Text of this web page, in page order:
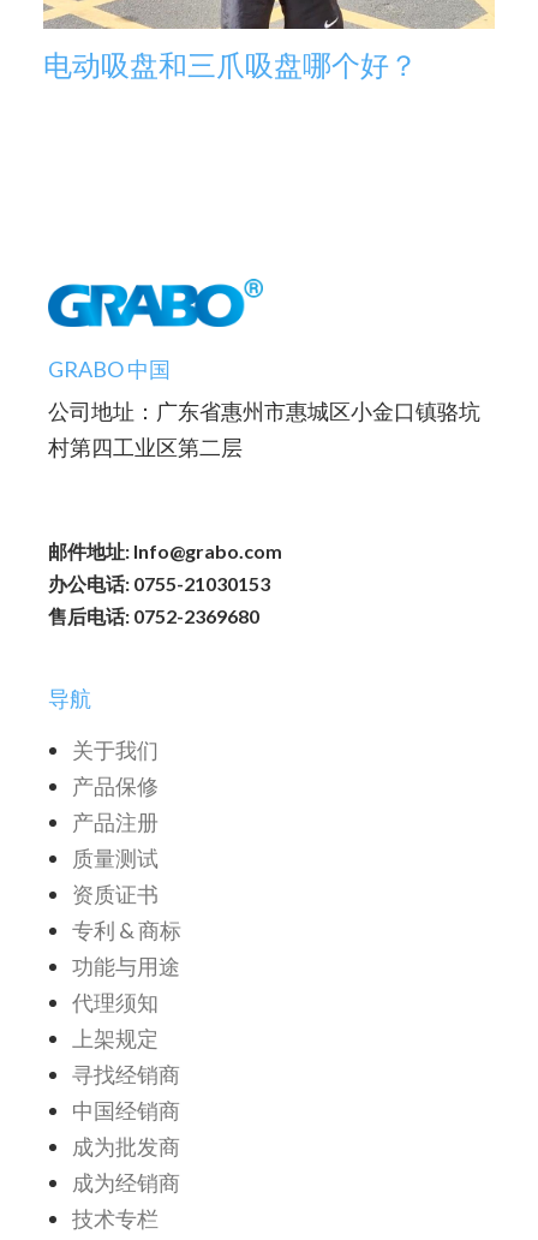
电动吸盘和三爪吸盘哪个好？
GRABO 中国
公司地址：广东省惠州市惠城区小金口镇骆坑
村第四工业区第二层
邮件地址: Info@grabo.com
办公电话: 0755-21030153
售后电话: 0752-2369680
导航
关于我们
产品保修
产品注册
质量测试
资质证书
专利 & 商标
功能与用途
代理须知
上架规定
寻找经销商
中国经销商
成为批发商
成为经销商
技术专栏